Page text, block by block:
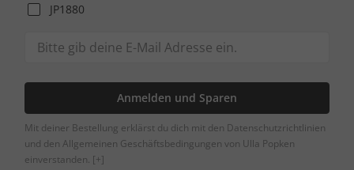
JP1880
Anmelden und Sparen
Mit deiner Bestellung erklärst du dich mit den Datenschutzrichtlinien
und den Allgemeinen Geschäftsbedingungen von Ulla Popken
einverstanden. [+]